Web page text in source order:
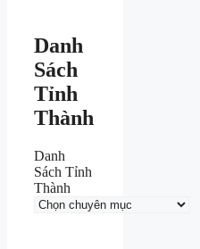
Danh
Sách
Tỉnh
Thành
Danh
Sách Tỉnh
Thành